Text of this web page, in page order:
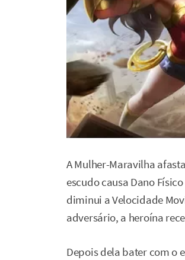
A Mulher-Maravilha
escudo causa Dano
diminui a Velocidade
adversário, a heroína
Depois dela bater com o